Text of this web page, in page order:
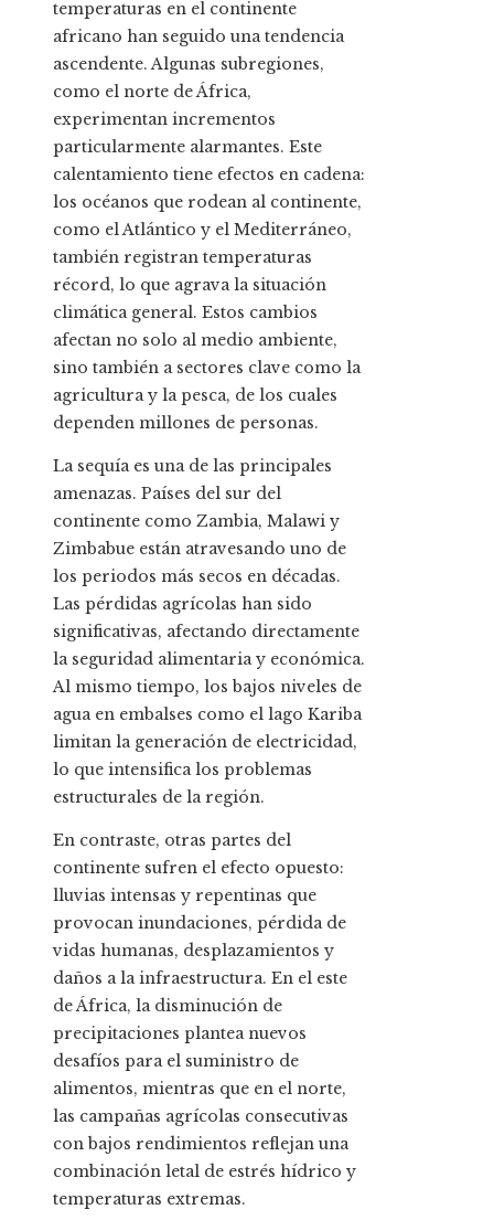
temperaturas en el continente
africano han seguido una tendencia
ascendente. Algunas subregiones,
como el norte de África,
experimentan incrementos
particularmente alarmantes. Este
calentamiento tiene efectos en cadena:
los océanos que rodean al continente,
como el Atlántico y el Mediterráneo,
también registran temperaturas
récord, lo que agrava la situación
climática general. Estos cambios
afectan no solo al medio ambiente,
sino también a sectores clave como la
agricultura y la pesca, de los cuales
dependen millones de personas.
La sequía es una de las principales
amenazas. Países del sur del
continente como Zambia, Malawi y
Zimbabue están atravesando uno de
los periodos más secos en décadas.
Las pérdidas agrícolas han sido
significativas, afectando directamente
la seguridad alimentaria y económica.
Al mismo tiempo, los bajos niveles de
agua en embalses como el lago Kariba
limitan la generación de electricidad,
lo que intensifica los problemas
estructurales de la región.
En contraste, otras partes del
continente sufren el efecto opuesto:
lluvias intensas y repentinas que
provocan inundaciones, pérdida de
vidas humanas, desplazamientos y
daños a la infraestructura. En el este
de África, la disminución de
precipitaciones plantea nuevos
desafíos para el suministro de
alimentos, mientras que en el norte,
las campañas agrícolas consecutivas
con bajos rendimientos reflejan una
combinación letal de estrés hídrico y
temperaturas extremas.